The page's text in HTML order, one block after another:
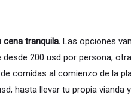
cena tranquila. Las opciones
200 usd por persona;
comidas al comienzo de la
hasta llevar tu propia vianda